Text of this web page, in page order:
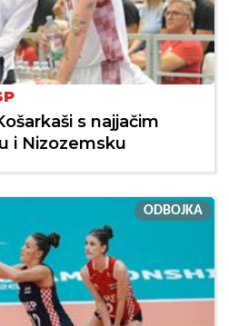
s najjačim
i Nizozemsku
ODBOJKA